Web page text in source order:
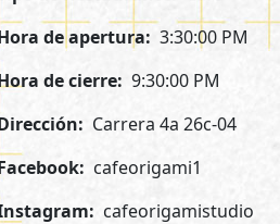
de apertura
3:30:00 PM
de cierre
9:30:00 PM
Carrera 4a 26c-04
cafeorigami1
cafeorigamistudio